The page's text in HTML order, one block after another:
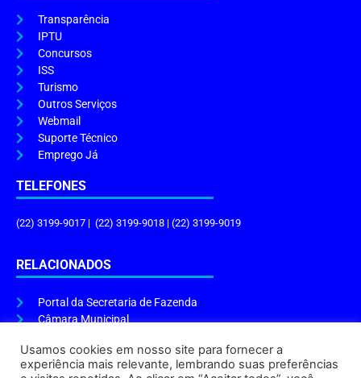
Transparência
IPTU
Concursos
ISS
Turismo
Outros Serviços
Webmail
Suporte Técnico
Emprego Já
TELEFONES
(22) 3199-9017 | (22) 3199-9018 | (22) 3199-9019
RELACIONADOS
Portal da Secretaria de Fazenda
Câmara Municipal
ENDEREÇO E HORÁRIO
Usamos cookies em nosso site para fornecer a
experiência mais relevante, lembrando suas preferências